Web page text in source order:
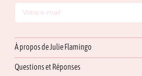
À propos de Julie Flamingo
Questions et Réponses